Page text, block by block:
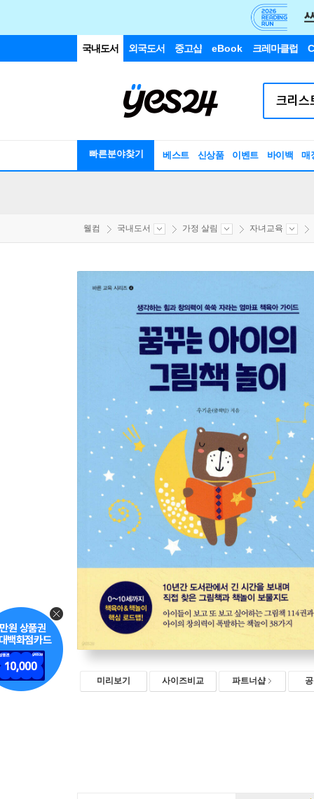
국내도서 외국도서 중고샵 eBook 크레마클럽
빠른분야찾기 베스트 신상품 이벤트 바이백 매
웰컴 국내도서 가정 살림 자녀교육
미리보기 사이즈비교 파트너샵